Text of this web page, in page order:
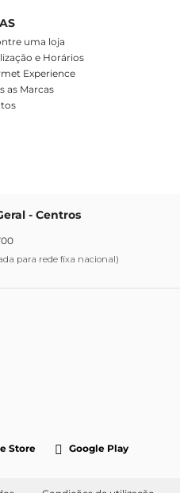
uma loja
e Horários
Experience
as Marcas
- Centros
para rede fixa nacional)
Store Google Play